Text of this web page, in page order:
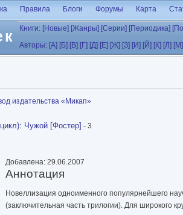
Правила Блоги Форумы Карта
Книги: [Новые] [Жанры] [Серии] [Периодика]
Авторы: [А] [Б] [В] [Г] [Д] [Е] [Ж] [З] [И] [Й] [К] [Л] [М]
издательства «Микап»
: Чужой [Фостер] - 3
Добавлена: 29.06.2007
Аннотация
Новеллизация одноименного популярнейшего
(заключительная часть трилогии). Для широкого